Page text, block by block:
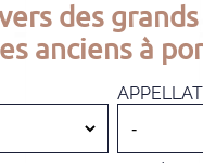
des
anciens à